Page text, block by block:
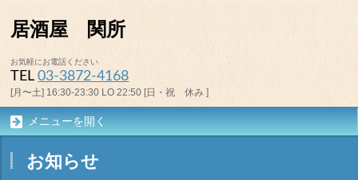
居酒屋 関所
お気軽にお電話ください
TEL03-3872-4168
[月〜土] 16:30-23:30 LO 22:50 [日・祝 休み ]
メニューを開く
お知らせ